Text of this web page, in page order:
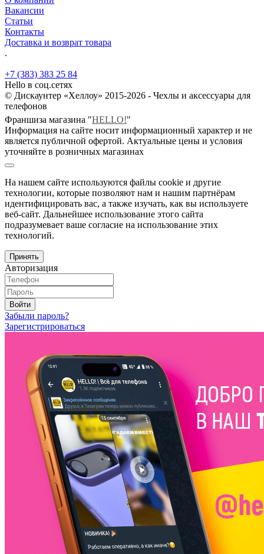
Вакансии
Статьи
Контакты
Доставка и возврат товара
.
+7 (383) 383 25 84
Hello в соц.сетях
© Дискаунтер «Хеллоу» 2015-2026 - Чехлы и аксессуары для
телефонов
Франшиза магазина "HELLO!"
Информация на сайте носит информационный характер и не
является публичной офертой. Актуальные цены и условия
уточняйте в розничных магазинах
На нашем сайте используются файлы cookie и другие
технологии, которые позволяют нам и нашим партнёрам
идентифицировать вас, а также изучать, как вы используете
веб-сайт. Дальнейшее использование этого сайта
подразумевает ваше согласие на использование этих
технологий.
Принять
Авторизация
Войти
Забыли пароль?
Зарегистрироваться